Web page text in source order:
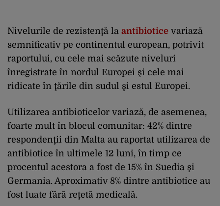
Nivelurile de rezistenţă la antibiotice variază
semnificativ pe continentul european, potrivit
raportului, cu cele mai scăzute niveluri
înregistrate în nordul Europei şi cele mai
ridicate în ţările din sudul şi estul Europei.
Utilizarea antibioticelor variază, de asemenea,
foarte mult în blocul comunitar: 42% dintre
respondenţii din Malta au raportat utilizarea de
antibiotice în ultimele 12 luni, în timp ce
procentul acestora a fost de 15% în Suedia şi
Germania. Aproximativ 8% dintre antibiotice au
fost luate fără reţetă medicală.